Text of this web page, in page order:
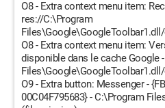
O8 - Extra context menu item:
res://C:\Program
O8 - Extra context menu item:
disponible dans le cache Google
O9 - Extra button: Messenger -
00C04F795683} - C:\Program